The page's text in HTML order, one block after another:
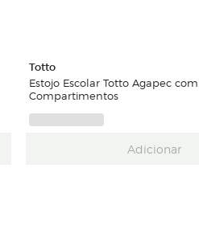
Totto
Estojo Escolar Totto Agapec
Compartimentos
Adicionar